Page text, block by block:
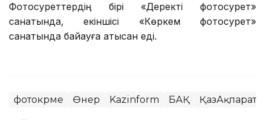
Фотосуреттердің бірі «Деректі фотосурет»
санатында, екіншісі «Көркем фотосурет»
санатында байқауға қатысқан еді.
фотокөрме Өнер Kazinform БАҚ ҚазАқпарат